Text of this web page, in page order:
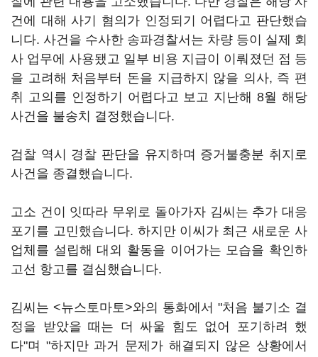
건에 대해 사기 혐의가 인정되기 어렵다고 판단했습
니다. 사건을 수사한 송파경찰서는 차량 등이 실제 회
사 업무에 사용됐고 일부 비용 지급이 이뤄졌던 점 등
을 고려해 처음부터 돈을 지급하지 않을 의사, 즉 편
취 고의를 인정하기 어렵다고 보고 지난해 8월 해당
사건을 불송치 결정했습니다.
검찰 역시 경찰 판단을 유지하며 증거불충분 취지로
사건을 종결했습니다.
고소 건이 잇따라 무위로 돌아가자 김씨는 추가 대응
포기를 고민했습니다. 하지만 이씨가 최근 새로운 사
업체를 설립해 대외 활동을 이어가는 모습을 확인하
고선 항고를 결심했습니다.
김씨는 <뉴스토마토>와의 통화에서 "처음 불기소 결
정을 받았을 때는 더 싸울 힘도 없어 포기하려 했
다"며 "하지만 과거 문제가 해결되지 않은 상황에서